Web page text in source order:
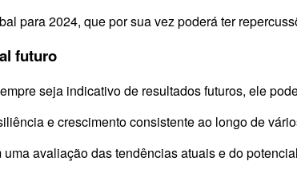
para 2024, que por sua vez poderá ter
futuro
seja indicativo de resultados futuros, ele
e crescimento consistente ao longo de
avaliação das tendências atuais e do